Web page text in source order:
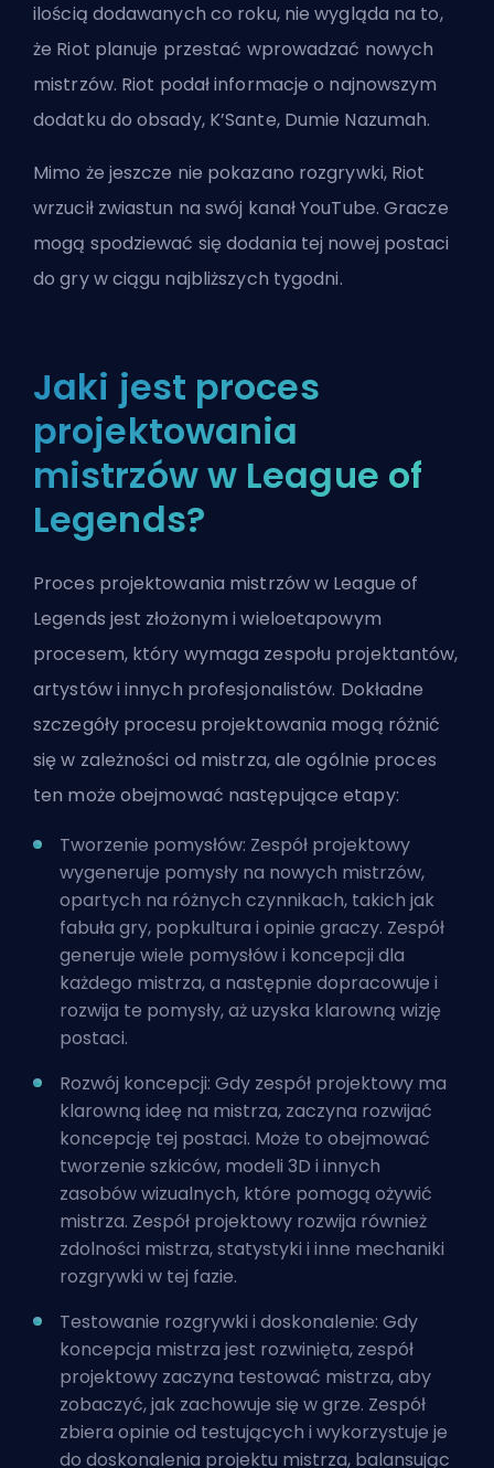
ilością dodawanych co roku, nie wygląda na to,
że Riot planuje przestać wprowadzać nowych
mistrzów. Riot podał informacje o najnowszym
dodatku do obsady, K’Sante, Dumie Nazumah.
Mimo że jeszcze nie pokazano rozgrywki, Riot
wrzucił zwiastun na swój kanał YouTube. Gracze
mogą spodziewać się dodania tej nowej postaci
do gry w ciągu najbliższych tygodni.
Jaki jest proces
projektowania
mistrzów w League of
Legends?
Proces projektowania mistrzów w League of
Legends jest złożonym i wieloetapowym
procesem, który wymaga zespołu projektantów,
artystów i innych profesjonalistów. Dokładne
szczegóły procesu projektowania mogą różnić
się w zależności od mistrza, ale ogólnie proces
ten może obejmować następujące etapy:
Tworzenie pomysłów: Zespół projektowy
wygeneruje pomysły na nowych mistrzów,
opartych na różnych czynnikach, takich jak
fabuła gry, popkultura i opinie graczy. Zespół
generuje wiele pomysłów i koncepcji dla
każdego mistrza, a następnie dopracowuje i
rozwija te pomysły, aż uzyska klarowną wizję
postaci.
Rozwój koncepcji: Gdy zespół projektowy ma
klarowną ideę na mistrza, zaczyna rozwijać
koncepcję tej postaci. Może to obejmować
tworzenie szkiców, modeli 3D i innych
zasobów wizualnych, które pomogą ożywić
mistrza. Zespół projektowy rozwija również
zdolności mistrza, statystyki i inne mechaniki
rozgrywki w tej fazie.
Testowanie rozgrywki i doskonalenie: Gdy
koncepcja mistrza jest rozwinięta, zespół
projektowy zaczyna testować mistrza, aby
zobaczyć, jak zachowuje się w grze. Zespół
zbiera opinie od testujących i wykorzystuje je
do doskonalenia projektu mistrza, balansując